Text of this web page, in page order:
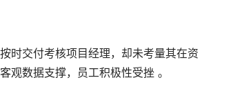
时交付考核项目经理，却未考量其在资
观数据支撑，员工积极性受挫 。